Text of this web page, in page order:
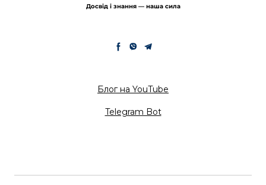
Досвід і знання — наша сила
Блог на YouTube
Telegram Bot